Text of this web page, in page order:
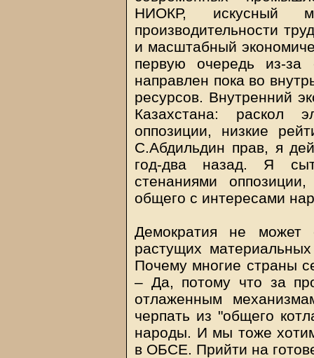
НИОКР, искусный
производительности
и масштабный
первую очередь из-за
направлен пока во
ресурсов. Внутренний
Казахстана: раскол
оппозиции, низкие
С.Абдильдин прав, я
год-два назад. Я
стенаниями
общего с интересами
Демократия не может
растущих
Почему многие страны
– Да, потому что за
отлаженным
черпать из "общего
народы. И мы тоже
в ОБСЕ. Прийти на